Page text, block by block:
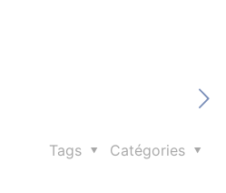
Catégories
Tags